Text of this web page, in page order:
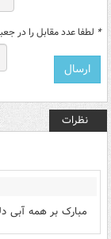
* لطفا عدد مقابل را در
نظرات
مبارک بر همه آبی